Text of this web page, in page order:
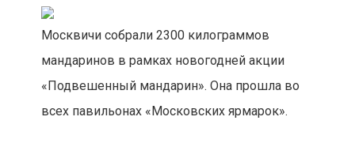
Москвичи собрали 2300 килограммов
мандаринов в рамках новогодней акции
«Подвешенный мандарин». Она прошла во
всех павильонах «Московских ярмарок».